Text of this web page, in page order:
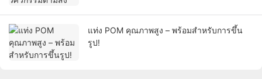
แท่ง POM คุณภาพสูง – พร้อมสำหรับการขึ้น
รูป!